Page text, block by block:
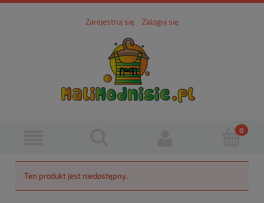
Zarejestruj się Zaloguj się
Ten produkt jest niedostępny.